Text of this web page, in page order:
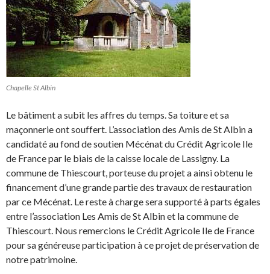
Chapelle St Albin
Le bâtiment a subit les affres du temps. Sa toiture et sa
maçonnerie ont souffert. L’association des Amis de St Albin a
candidaté au fond de soutien Mécénat du Crédit Agricole Ile
de France par le biais de la caisse locale de Lassigny. La
commune de Thiescourt, porteuse du projet a ainsi obtenu le
financement d’une grande partie des travaux de restauration
par ce Mécénat. Le reste à charge sera supporté à parts égales
entre l’association Les Amis de St Albin et la commune de
Thiescourt. Nous remercions le Crédit Agricole Ile de France
pour sa généreuse participation à ce projet de préservation de
notre patrimoine.